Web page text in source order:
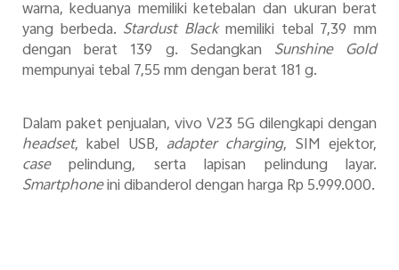
warna, keduanya memiliki ketebalan dan ukuran berat
yang berbeda. Stardust Blackmemiliki tebal 7,39 mm
dengan berat 139 g. Sedangkan Sunshine Gold
mempunyai tebal 7,55 mm dengan berat 181 g.
Dalam paket penjualan, vivo V23 5G dilengkapi dengan
headset, kabel USB, adapter charging, SIM ejektor,
casepelindung, serta lapisan pelindung layar.
Smartphoneini dibanderol dengan harga Rp 5.999.000.